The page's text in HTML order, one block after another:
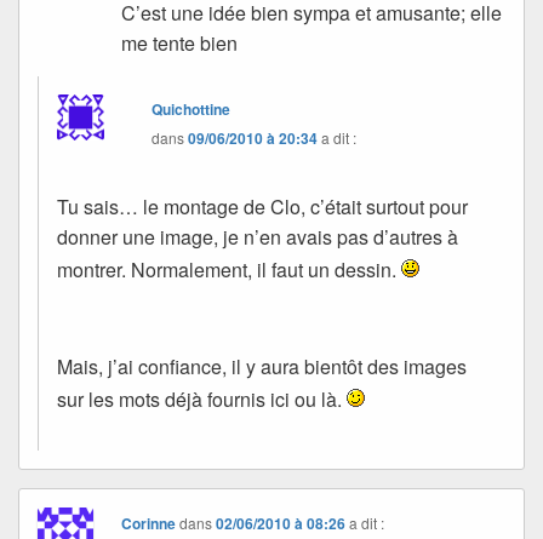
C’est une idée bien sympa et amusante; elle
me tente bien
Quichottine
dans09/06/2010 à 20:34a dit :
Tu sais… le montage de Clo, c’était surtout pour
donner une image, je n’en avais pas d’autres à
montrer. Normalement, il faut un dessin.
Mais, j’ai confiance, il y aura bientôt des images
sur les mots déjà fournis ici ou là.
Corinnedans02/06/2010 à 08:26 a dit :